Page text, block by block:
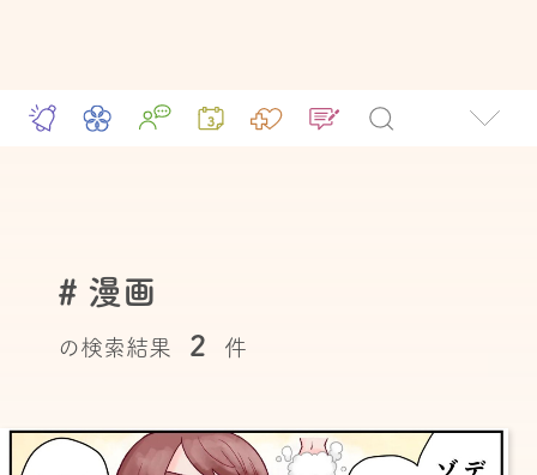
# 漫画
の検索結果 2 件